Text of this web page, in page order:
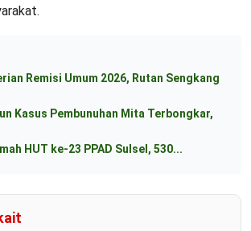
Remisi Umum 2026, Rutan Sengkang
Kasus Pembunuhan Mita Terbongkar,
HUT ke-23 PPAD Sulsel, 530...